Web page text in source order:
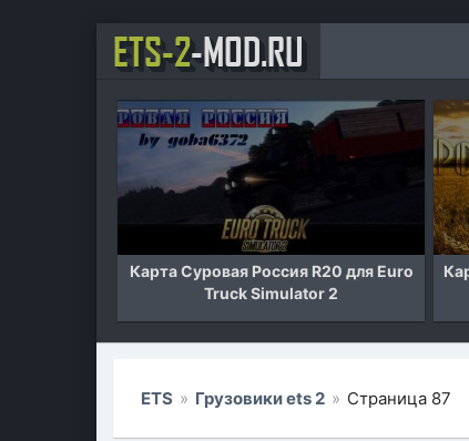
ETS-2-MOD.RU
Карта Суровая Россия R20 для Euro
Truck Simulator 2
Карта
ETS » Грузовики ets 2 » Страница 87